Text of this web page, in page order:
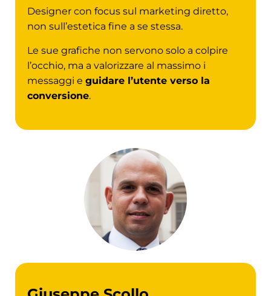
Designer con focus sul marketing diretto,
non sull’estetica fine a se stessa.
Le sue grafiche non servono solo a colpire
l’occhio, ma a valorizzare al massimo i
messaggi e guidare l’utente verso la
conversione.